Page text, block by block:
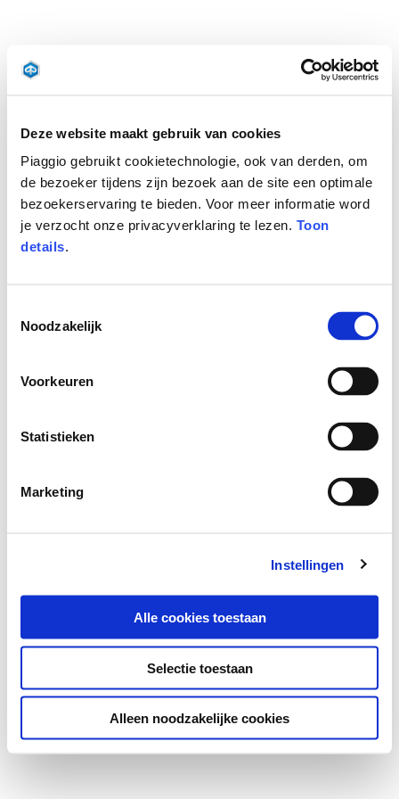
Deze website maakt gebruik van cookies
Piaggio gebruikt cookietechnologie, ook van derden, om
de bezoeker tijdens zijn bezoek aan de site een optimale
bezoekerservaring te bieden. Voor meer informatie word
je verzocht onze privacyverklaring te lezen. Toon
details.
Noodzakelijk
Voorkeuren
Statistieken
Marketing
Instellingen
Alle cookies toestaan
Selectie toestaan
Alleen noodzakelijke cookies